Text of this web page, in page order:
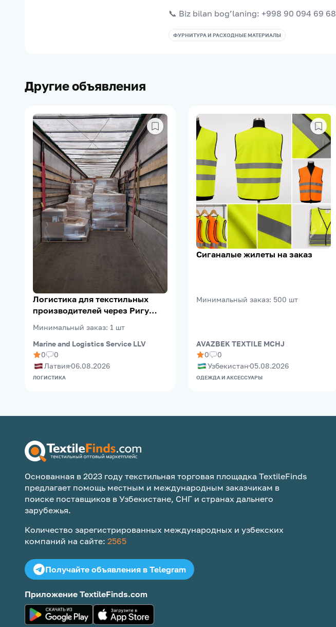
📞 Biz bilan bog’laning: +998 90 094 69 68
ФУРНИТУРА И РАСХОДНЫЕ МАТЕРИАЛЫ
Другие объявления
Логистика для текстильных
производителей через Ригу
Минимальный заказ: 1 шт
Marine and Logistics Service LLV
0
0
Латвия 06.08.2026
ЛОГИСТИКА
Сиганалые жилеты на заказ
Минимальный заказ: 500 шт
AVAZBEK TEXTILE MCHJ
0
0
Узбекистан 05.08.2026
ОДЕЖДА И АКСЕССУАРЫ
Основанная в 2023 году текстильная торговая площадка TextileFinds
предлагает помощь местным и международным заказчикам в
поиске поставщиков в Узбекистане, СНГ и странах дальнего
зарубежья.
Количество зарегистрированных международных и узбекских
компаний на сайте: 2565
Получайте объявления в Telegram
Приложение TextileFinds.com